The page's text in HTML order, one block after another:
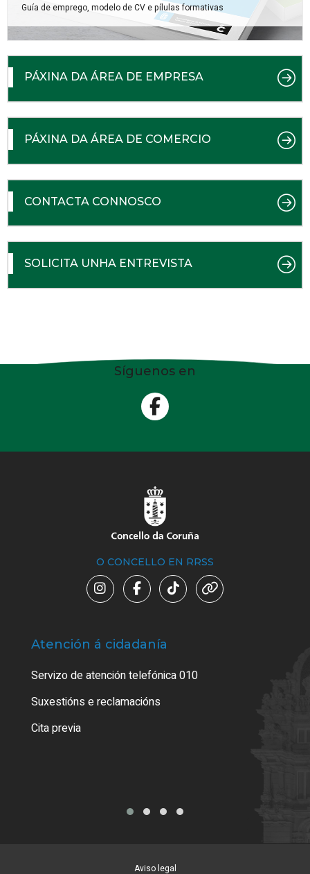
Guía de emprego, modelo de CV e pílulas formativas
PÁXINA DA ÁREA DE EMPRESA
PÁXINA DA ÁREA DE COMERCIO
CONTACTA CONNOSCO
SOLICITA UNHA ENTREVISTA
Síguenos en
O CONCELLO EN RRSS
Atención á cidadanía
Servizo de atención telefónica 010
Suxestións e reclamacións
Cita previa
Aviso legal